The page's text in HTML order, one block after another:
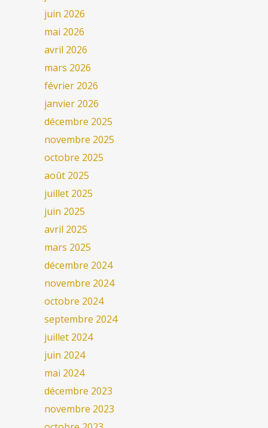
juin 2026
mai 2026
avril 2026
mars 2026
février 2026
janvier 2026
décembre 2025
novembre 2025
octobre 2025
août 2025
juillet 2025
juin 2025
avril 2025
mars 2025
décembre 2024
novembre 2024
octobre 2024
septembre 2024
juillet 2024
juin 2024
mai 2024
décembre 2023
novembre 2023